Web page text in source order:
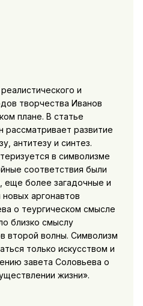
и
творчества Иванов
плане. В статье
рассматривает развитие
антитезу и синтез.
в символизме
соответствия были
еще более загадочные и
аргонавтов
о теургическом смысле
близко смыслу
второй волны. Символизм
только искусством и
завета Соловьева о
жизни».